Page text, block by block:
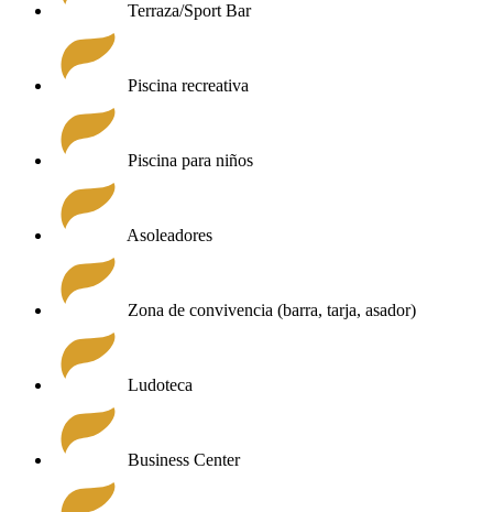
Terraza/Sport Bar
Piscina recreativa
Piscina para niños
Asoleadores
Zona de convivencia (barra, tarja, asador)
Ludoteca
Business Center